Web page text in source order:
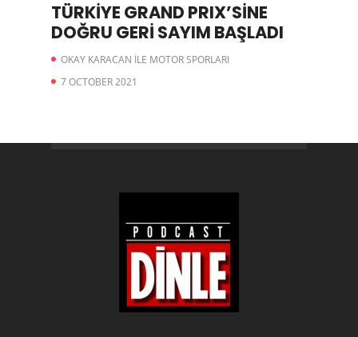
TÜRKİYE GRAND PRIX’SİNE
DOĞRU GERİ SAYIM BAŞLADI
OKAY KARACAN İLE MOTOR SPORLARI
7 OCTOBER 2021